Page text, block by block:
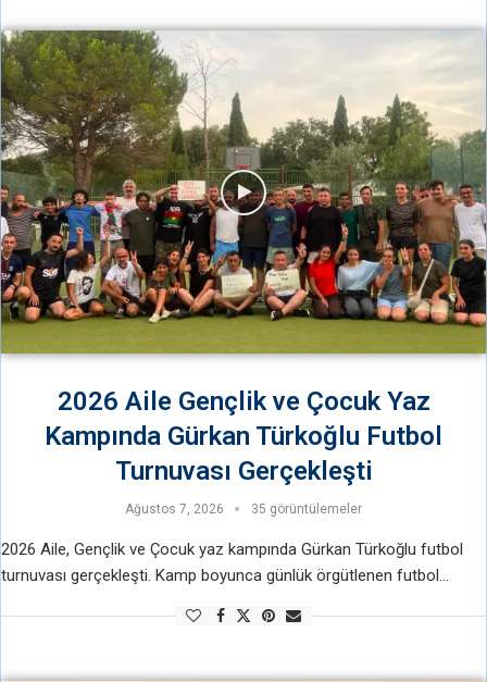
2026 Aile Gençlik ve Çocuk Yaz
Kampında Gürkan Türkoğlu Futbol
Turnuvası Gerçekleşti
Ağustos 7, 2026 35 görüntülemeler
2026 Aile, Gençlik ve Çocuk yaz kampında Gürkan Türkoğlu futbol
turnuvası gerçekleşti. Kamp boyunca günlük örgütlenen futbol
Büyük gün 2 Ağustos 2026 …